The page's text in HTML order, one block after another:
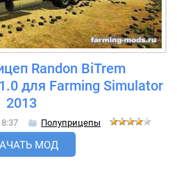
Randon BiTrem
для Farming Simulator
2013
Полуприцепы
МОД